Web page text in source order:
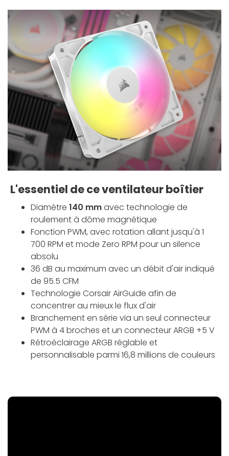
L'essentiel de ce ventilateur boîtier
Diamètre 140 mmavec technologie de
roulement à dôme magnétique
Fonction PWM, avec rotation allant jusqu'à 1
700 RPM et mode Zero RPM pour un silence
absolu
36 dB au maximum avec un débit d'air indiqué
de 95.5 CFM
Technologie Corsair AirGuide afin de
concentrer au mieux le flux d'air
Branchement en série via un seul connecteur
PWM à 4 broches et un connecteur ARGB +5 V
Rétroéclairage ARGB réglable et
personnalisable parmi 16,8 millions de couleurs